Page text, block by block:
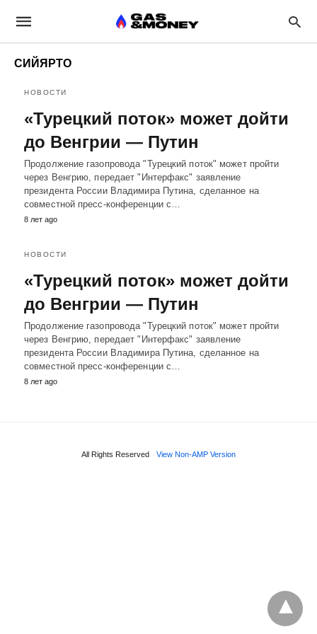
СИЙЯРТО
НОВОСТИ
«Турецкий поток» может дойти
до Венгрии — Путин
Продолжение газопровода "Турецкий поток" может пройти
через Венгрию, передает "Интерфакс" заявление
президента России Владимира Путина, сделанное на
совместной пресс-конференции с…
8 лет ago
НОВОСТИ
«Турецкий поток» может дойти
до Венгрии — Путин
Продолжение газопровода "Турецкий поток" может пройти
через Венгрию, передает "Интерфакс" заявление
президента России Владимира Путина, сделанное на
совместной пресс-конференции с…
8 лет ago
All Rights Reserved View Non-AMP Version